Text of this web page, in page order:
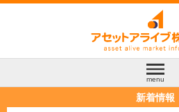
menu
新着情報